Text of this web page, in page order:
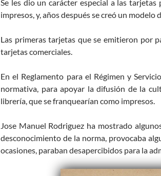
Se les dio un carácter especial a las
impresos, y, años después se creó un
Las primeras tarjetas que se emitieron por
tarjetas comerciales.
En el Reglamento para el Régimen y
normativa, para apoyar la difusión de la
librería, que se franquearían como impresos.
Jose Manuel Rodriguez ha mostrado
desconocimiento de la norma, provocaba
ocasiones, paraban desapercibidos para la